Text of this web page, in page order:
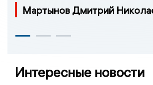
Мартынов Дмитрий
Интересные новости